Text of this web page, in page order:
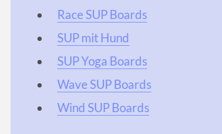
Race SUP Boards
SUP mit Hund
SUP Yoga Boards
Wave SUP Boards
Wind SUP Boards